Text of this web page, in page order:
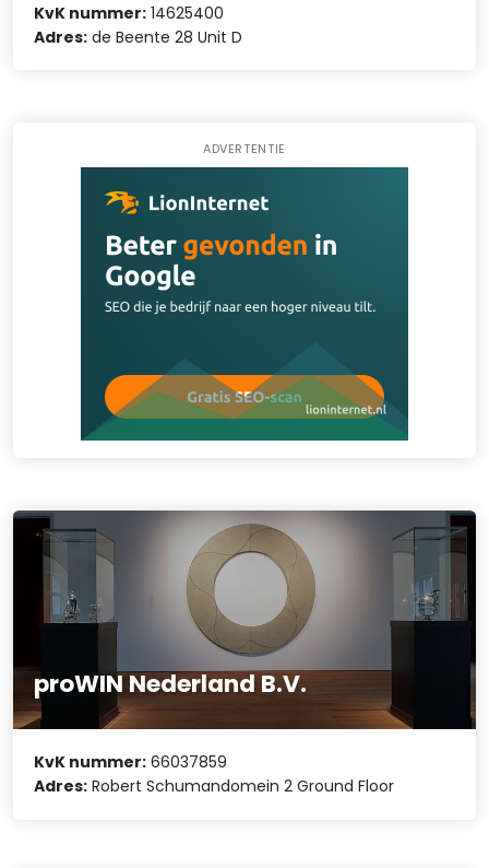
KvK nummer: 14625400
Adres: de Beente 28 Unit D
ADVERTENTIE
proWIN Nederland B.V.
KvK nummer: 66037859
Adres: Robert Schumandomein 2 Ground Floor